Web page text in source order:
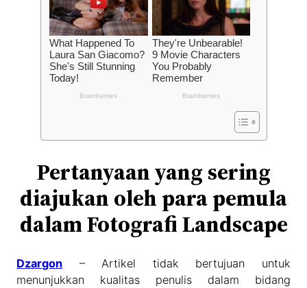
Pertanyaan yang sering
diajukan oleh para pemula
dalam Fotografi Landscape
Dzargon – Artikel tidak bertujuan untuk
menunjukkan kualitas penulis dalam bidang